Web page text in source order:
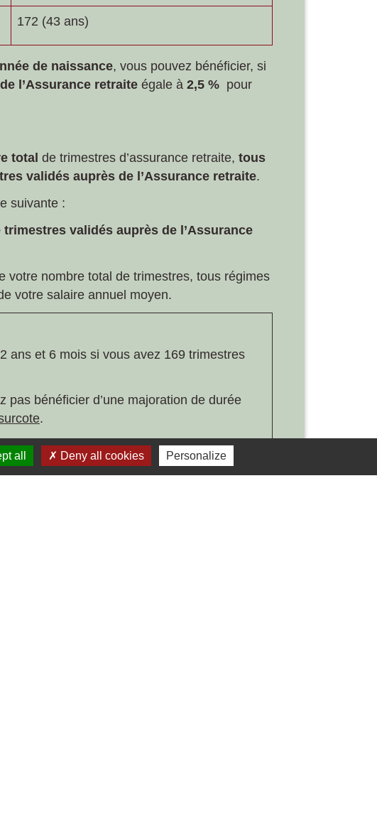
172 (43 ans)
de naissance, vous pouvez bénéficier, si
l’Assurance retraite égale à 2,5 % pour
total de trimestres d’assurance retraite, tous
validés auprès de l’Assurance retraite.
suivante :
trimestres validés auprès de l’Assurance
votre nombre total de trimestres, tous régimes
votre salaire annuel moyen.
ans et 6 mois si vous avez 169 trimestres
bénéficier d’une majoration de durée
.
auprès de l’Assurance retraite et
de 67 ans. Votre nombre de trimestres à
all Deny all cookies Personalize